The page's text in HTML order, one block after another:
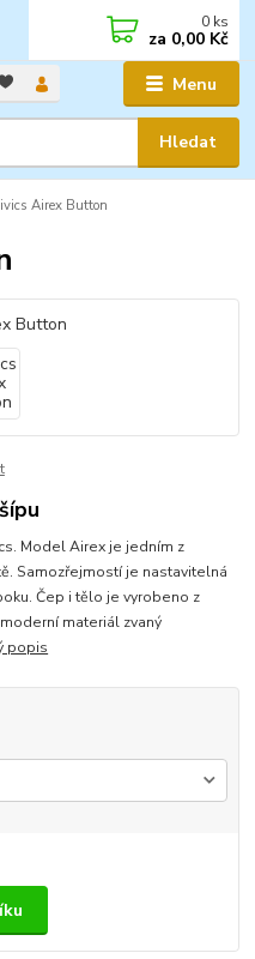
Menu
Hledat
0 ks
za 0,00 Kč
Airex Button
Model Airex je jedním z
Samozřejmostí je nastavitelná
Čep i tělo je vyrobeno z
materiál zvaný
popis